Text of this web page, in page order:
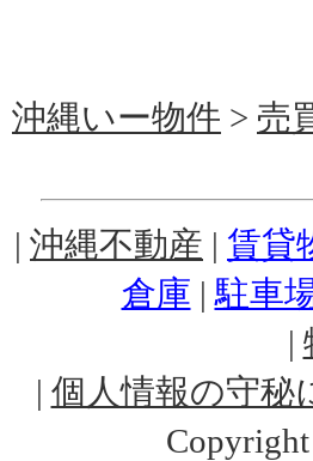
沖縄いー物件 > 売
| 沖縄不動産 | 賃貸
倉庫 |駐車
|
| 個人情報の守秘